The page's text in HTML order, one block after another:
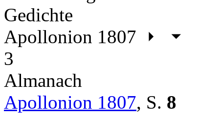
Gedichte
Apollonion 1807
3
Almanach
Apollonion 1807, S. 8